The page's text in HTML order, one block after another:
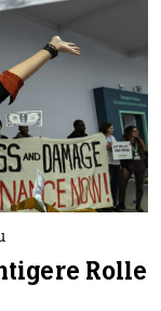
Rolle